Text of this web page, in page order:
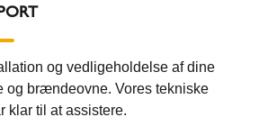
og vedligeholdelse af dine
og brændeovne. Vores tekniske
klar til at assistere.